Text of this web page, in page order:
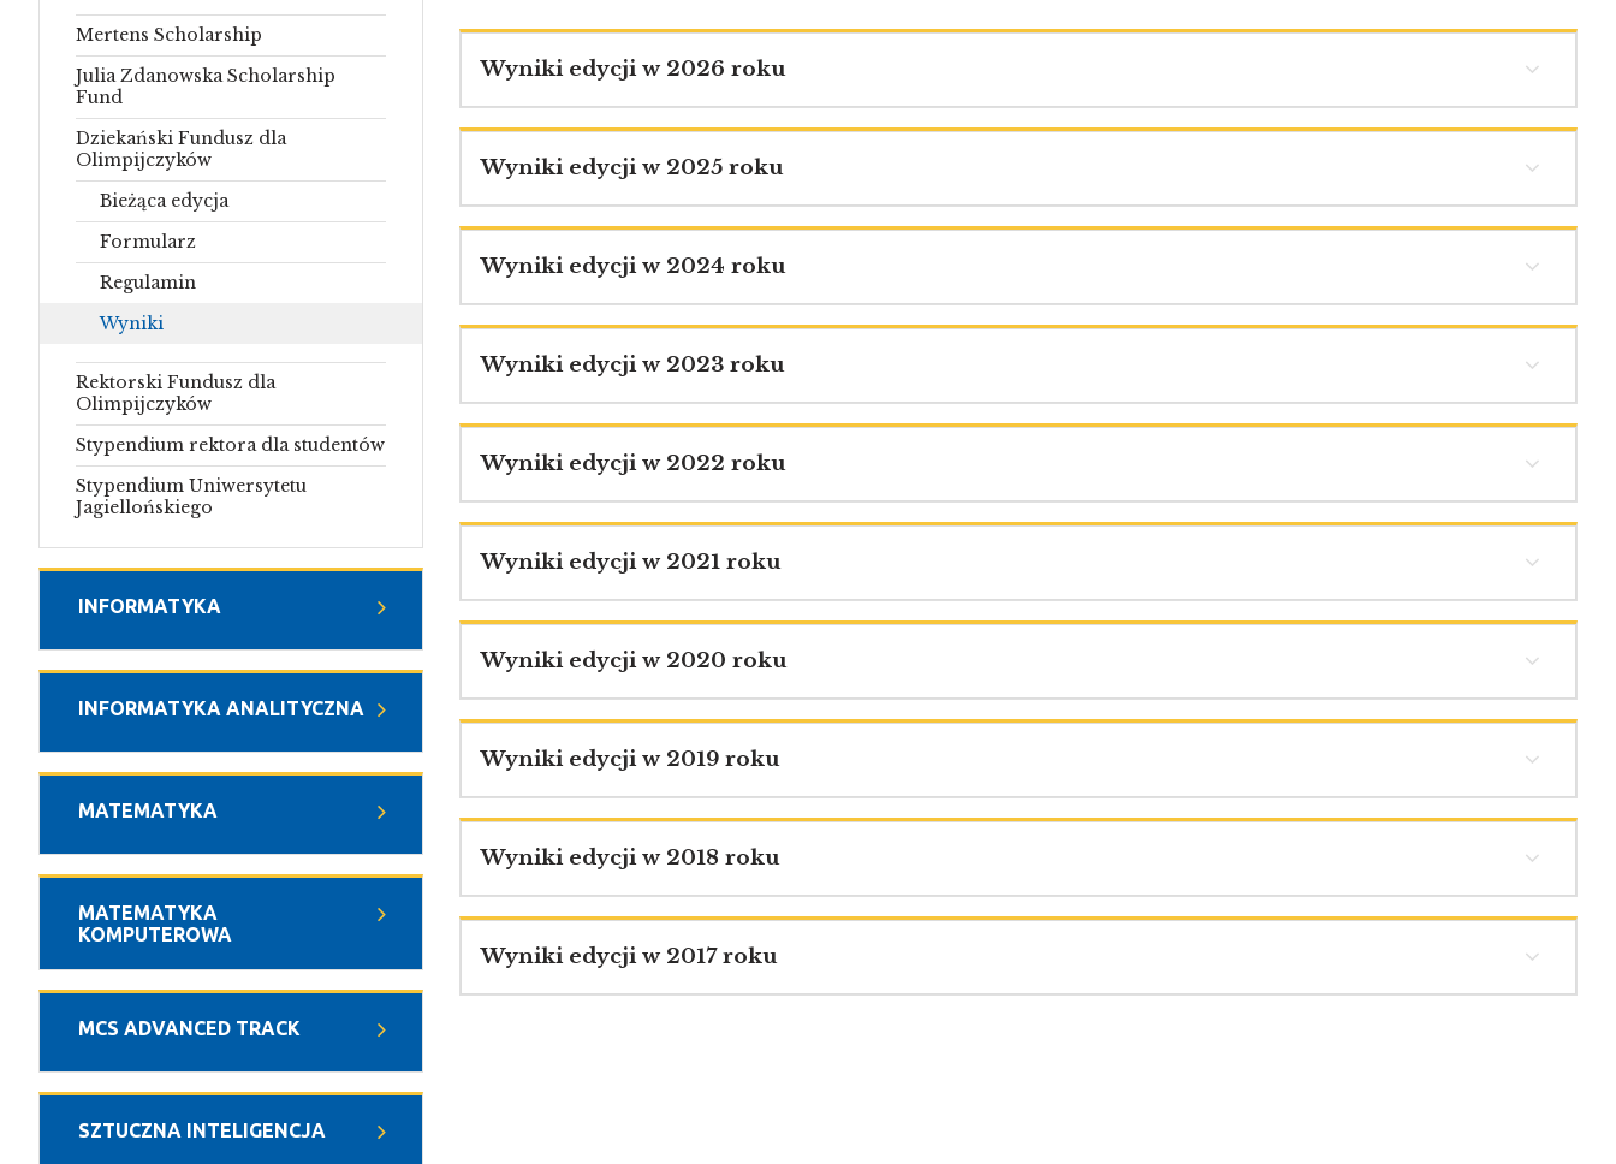
Mertens Scholarship
Julia Zdanowska Scholarship
Fund
Dziekański Fundusz dla
Olimpijczyków
Bieżąca edycja
Formularz
Regulamin
Wyniki
Rektorski Fundusz dla
Olimpijczyków
Stypendium rektora dla studentów
Stypendium Uniwersytetu
Jagiellońskiego
INFORMATYKA
INFORMATYKA ANALITYCZNA
MATEMATYKA
MATEMATYKA
KOMPUTEROWA
MCS ADVANCED TRACK
SZTUCZNA INTELIGENCJA
Wyniki edycji w 2026 roku
Wyniki edycji w 2025 roku
Wyniki edycji w 2024 roku
Wyniki edycji w 2023 roku
Wyniki edycji w 2022 roku
Wyniki edycji w 2021 roku
Wyniki edycji w 2020 roku
Wyniki edycji w 2019 roku
Wyniki edycji w 2018 roku
Wyniki edycji w 2017 roku